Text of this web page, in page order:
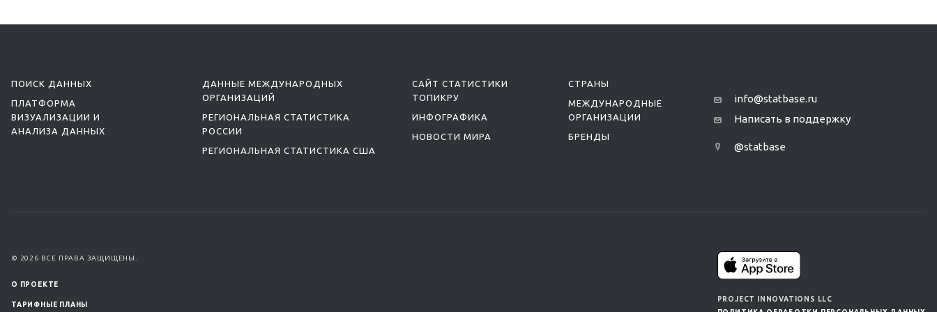
ПОИСК ДАННЫХ
ПЛАТФОРМА
ВИЗУАЛИЗАЦИИ И
АНАЛИЗА ДАННЫХ
ДАННЫЕ МЕЖДУНАРОДНЫХ
ОРГАНИЗАЦИЙ
РЕГИОНАЛЬНАЯ СТАТИСТИКА
РОССИИ
РЕГИОНАЛЬНАЯ СТАТИСТИКА США
САЙТ СТАТИСТИКИ
ТОПИКРУ
ИНФОГРАФИКА
НОВОСТИ МИРА
СТРАНЫ
МЕЖДУНАРОДНЫЕ
ОРГАНИЗАЦИИ
БРЕНДЫ
info@statbase.ru
Написать в поддержку
@statbase
PROJECT INNOVATIONS LLC
© 2026 ВСЕ ПРАВА ЗАЩИЩЕНЫ.
О ПРОЕКТЕ
ТАРИФНЫЕ ПЛАНЫ